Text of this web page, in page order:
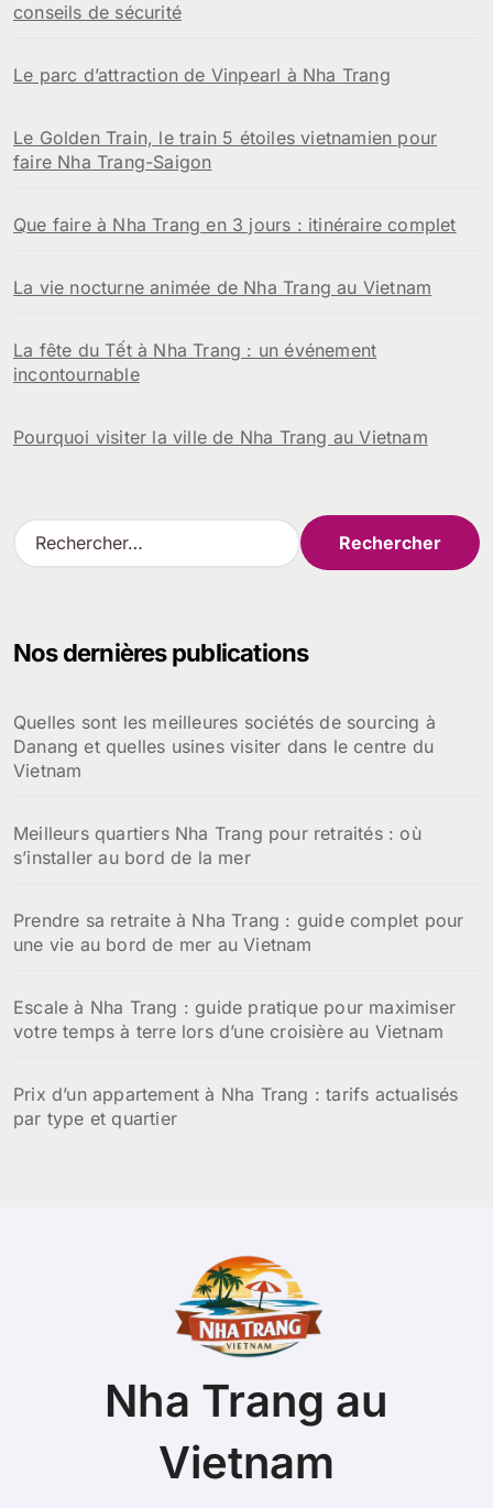
conseils de sécurité
Le parc d’attraction de Vinpearl à Nha Trang
Le Golden Train, le train 5 étoiles vietnamien pour
faire Nha Trang-Saigon
Que faire à Nha Trang en 3 jours : itinéraire complet
La vie nocturne animée de Nha Trang au Vietnam
La fête du Tết à Nha Trang : un événement
incontournable
Pourquoi visiter la ville de Nha Trang au Vietnam
R
e
r
e
r
Nos dernières publications
Quelles sont les meilleures sociétés de sourcing à
Danang et quelles usines visiter dans le centre du
Vietnam
Meilleurs quartiers Nha Trang pour retraités : où
s’installer au bord de la mer
Prendre sa retraite à Nha Trang : guide complet pour
une vie au bord de mer au Vietnam
Escale à Nha Trang : guide pratique pour maximiser
votre temps à terre lors d’une croisière au Vietnam
Prix d’un appartement à Nha Trang : tarifs actualisés
par type et quartier
Nha Trang au
Vietnam